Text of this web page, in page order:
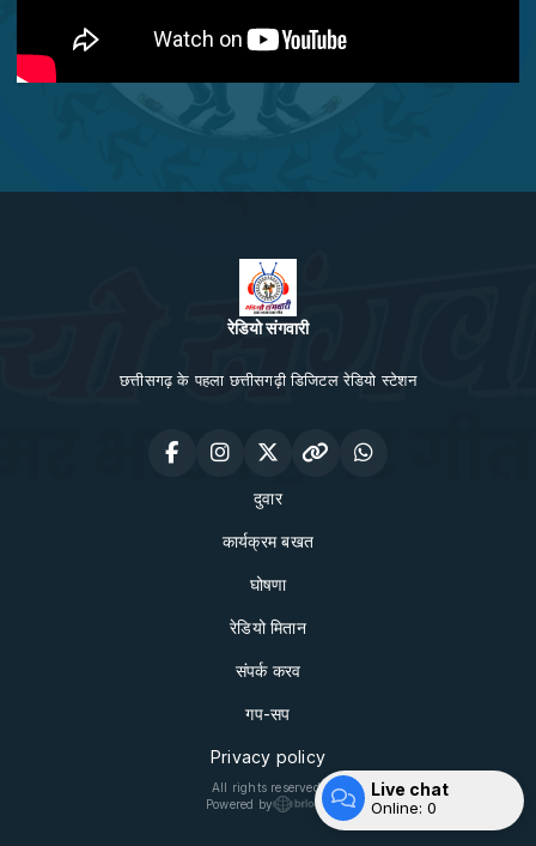
रेडियो संगवारी
छत्तीसगढ़ के पहला छत्तीसगढ़ी डिजिटल रेडियो स्टेशन
दुवार
कार्यक्रम बखत
घोषणा
रेडियो मितान
संपर्क करव
गप-सप
Privacy policy
All rights reserved.
Powered by
Live chat
Online: 0